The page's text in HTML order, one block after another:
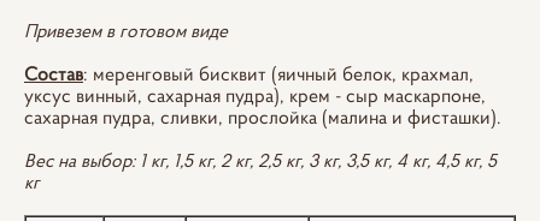
Привезем в готовом виде
Состав: меренговый бисквит (яичный белок, крахмал,
уксус винный, сахарная пудра), крем - сыр маскарпоне,
сахарная пудра, сливки, прослойка (малина и фисташки).
Вес на выбор: 1 кг, 1,5 кг, 2 кг, 2,5 кг, 3 кг, 3,5 кг, 4 кг, 4,5 кг, 5
кг